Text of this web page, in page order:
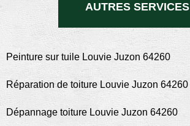
AUTRES SERVICES
Peinture sur tuile Louvie Juzon 64260
Réparation de toiture Louvie Juzon 64260
Dépannage toiture Louvie Juzon 64260